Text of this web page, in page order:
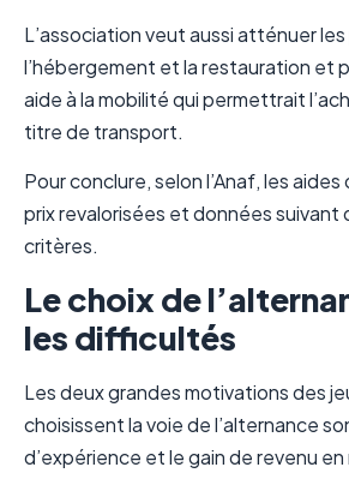
L’association veut aussi atténuer
l’hébergement et la restauration et
aide à la mobilité qui permettrait
titre de transport.
Pour conclure, selon l’Anaf, les
prix revalorisées et données suivant
critères.
Le choix de
les difficultés
Les deux grandes motivations des
choisissent la voie de l’alternance
d’expérience et le gain de revenu